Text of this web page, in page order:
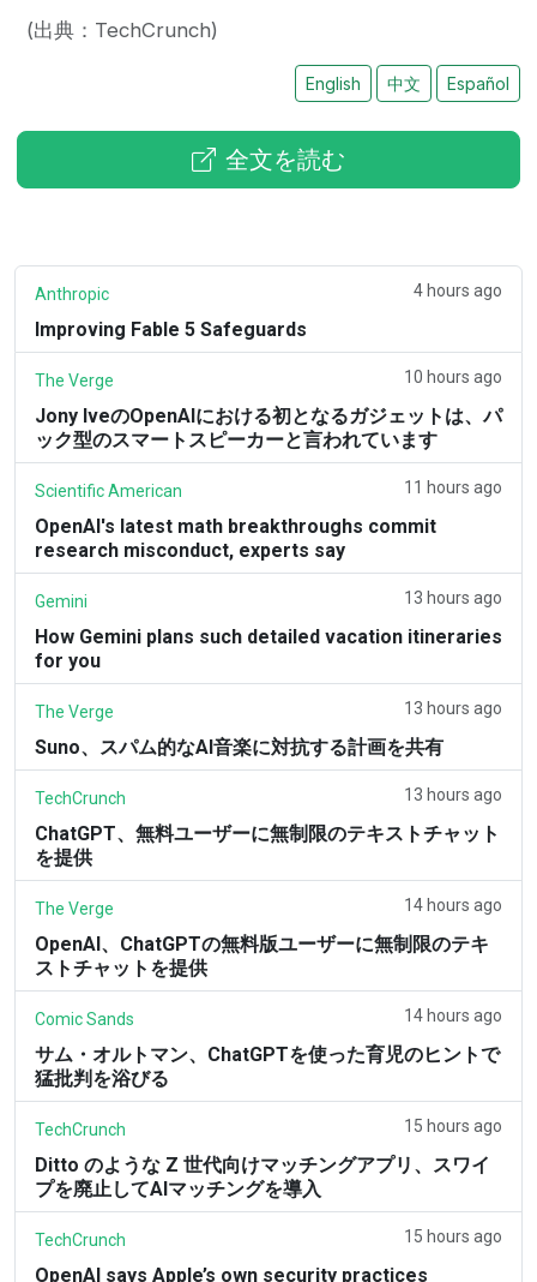
(出典：TechCrunch)
English 中文 Español
全文を読む
Anthropic 4 hours ago
Improving Fable 5 Safeguards
The Verge 10 hours ago
Jony IveのOpenAIにおける初となるガジェットは、パ
ック型のスマートスピーカーと言われています
Scientific American 11 hours ago
OpenAI's latest math breakthroughs commit
research misconduct, experts say
Gemini 13 hours ago
How Gemini plans such detailed vacation itineraries
for you
The Verge 13 hours ago
Suno、スパム的なAI音楽に対抗する計画を共有
TechCrunch 13 hours ago
ChatGPT、無料ユーザーに無制限のテキストチャット
を提供
The Verge 14 hours ago
OpenAI、ChatGPTの無料版ユーザーに無制限のテキ
ストチャットを提供
Comic Sands 14 hours ago
サム・オルトマン、ChatGPTを使った育児のヒントで
猛批判を浴びる
TechCrunch 15 hours ago
Ditto のような Z 世代向けマッチングアプリ、スワイ
プを廃止してAIマッチングを導入
TechCrunch 15 hours ago
OpenAI says Apple’s own security practices